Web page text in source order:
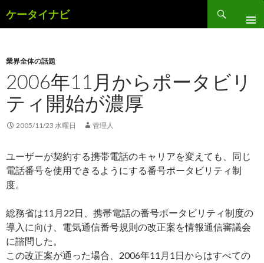
ケータイナビ
索
ン
ツ
へ
ス
キ
ッ
業界全体の話題
2006年11月からポータビリ
ティ開始が濃厚
2005/11/23 水曜日 管理人
ユーザーが契約する携帯電話のキャリアを変えても、同じ
電話番号を使用できるようにする番号ポータビリティ制
度。
総務省は11月22日、携帯電話の番号ポータビリティ制度の
導入に向け、電気通信番号規則の改正案を情報通信審議会
に諮問した。
この改正案が通った場合、2006年11月1日からはすべての